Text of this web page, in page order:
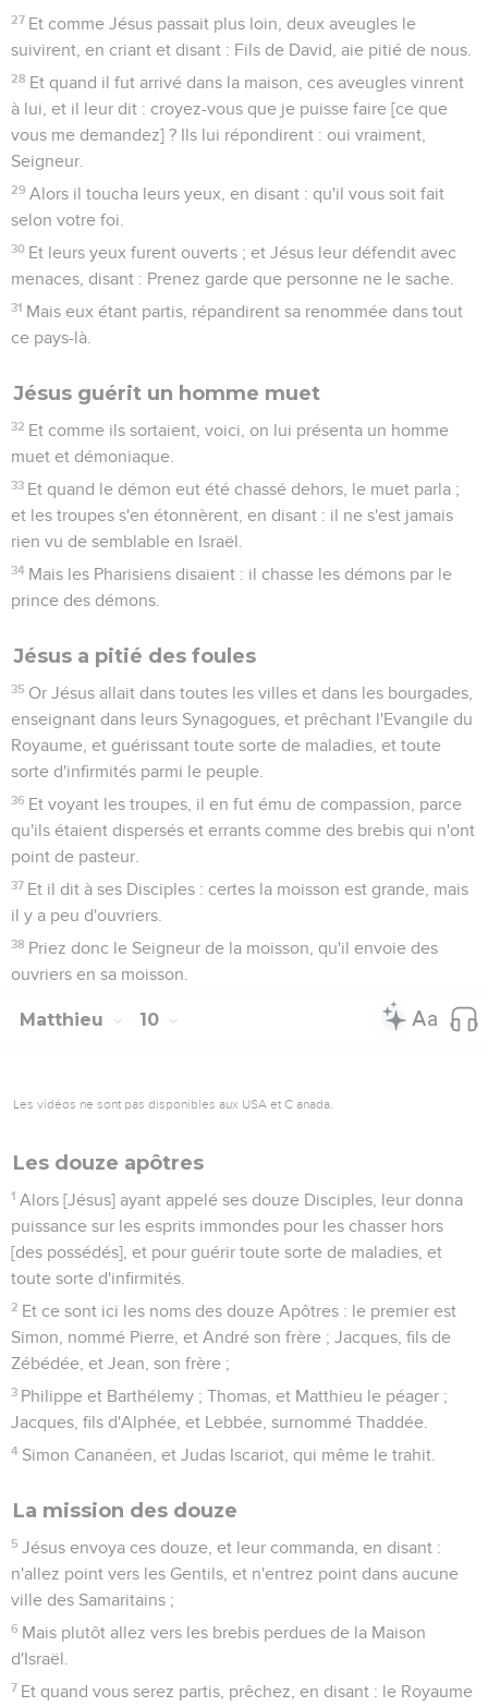
27 Et comme Jésus passait plus loin, deux aveugles le
suivirent, en criant et disant : Fils de David, aie pitié de nous.
28 Et quand il fut arrivé dans la maison, ces aveugles vinrent
à lui, et il leur dit : croyez-vous que je puisse faire [ce que
vous me demandez] ? Ils lui répondirent : oui vraiment,
Seigneur.
29 Alors il toucha leurs yeux, en disant : qu'il vous soit fait
selon votre foi.
30 Et leurs yeux furent ouverts ; et Jésus leur défendit avec
menaces, disant : Prenez garde que personne ne le sache.
31 Mais eux étant partis, répandirent sa renommée dans tout
ce pays-là.
Jésus guérit un homme muet
32 Et comme ils sortaient, voici, on lui présenta un homme
muet et démoniaque.
33 Et quand le démon eut été chassé dehors, le muet parla ;
et les troupes s'en étonnèrent, en disant : il ne s'est jamais
rien vu de semblable en Israël.
34 Mais les Pharisiens disaient : il chasse les démons par le
prince des démons.
Jésus a pitié des foules
35 Or Jésus allait dans toutes les villes et dans les bourgades,
enseignant dans leurs Synagogues, et prêchant l'Evangile du
Royaume, et guérissant toute sorte de maladies, et toute
sorte d'infirmités parmi le peuple.
36 Et voyant les troupes, il en fut ému de compassion, parce
qu'ils étaient dispersés et errants comme des brebis qui n'ont
point de pasteur.
37 Et il dit à ses Disciples : certes la moisson est grande, mais
il y a peu d'ouvriers.
38 Priez donc le Seigneur de la moisson, qu'il envoie des
ouvriers en sa moisson.
Matthieu 10
Les vidéos ne sont pas disponibles aux USA et C anada.
Les douze apôtres
1 Alors [Jésus] ayant appelé ses douze Disciples, leur donna
puissance sur les esprits immondes pour les chasser hors
[des possédés], et pour guérir toute sorte de maladies, et
toute sorte d'infirmités.
2 Et ce sont ici les noms des douze Apôtres : le premier est
Simon, nommé Pierre, et André son frère ; Jacques, fils de
Zébédée, et Jean, son frère ;
3 Philippe et Barthélemy ; Thomas, et Matthieu le péager ;
Jacques, fils d'Alphée, et Lebbée, surnommé Thaddée.
4 Simon Cananéen, et Judas Iscariot, qui même le trahit.
La mission des douze
5 Jésus envoya ces douze, et leur commanda, en disant :
n'allez point vers les Gentils, et n'entrez point dans aucune
ville des Samaritains ;
6 Mais plutôt allez vers les brebis perdues de la Maison
d'Israël.
7 Et quand vous serez partis, prêchez, en disant : le Royaume